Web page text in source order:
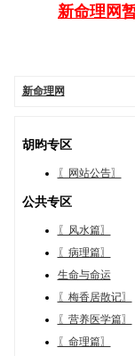
新命理网
新命理网
胡昀专区
〖网站公告〗
公共专区
〖风水篇〗
〖病理篇〗
生命与命运
〖梅香居散记〗
〖营养医学篇〗
〖命理篇〗